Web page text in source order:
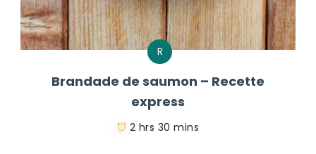
R
Brandade de saumon – Recette
express
2 hrs 30 mins